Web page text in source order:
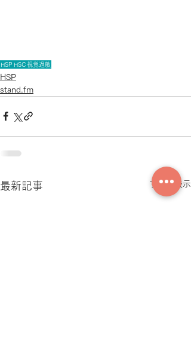
HSP HSC 視覚過敏
HSP
stand.fm
最新記事 すべて表示